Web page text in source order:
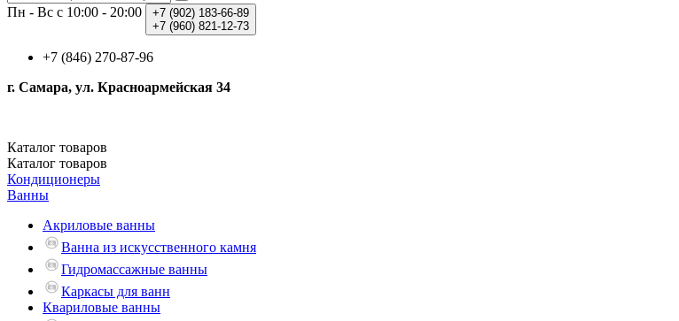
Пн - Вс с 10:00 - 20:00 +7 (902) 183-66-89
+7 (960) 821-12-73
+7 (846) 270-87-96
г. Самара, ул. Красноармейская 34
Каталог товаров
Каталог товаров
Кондиционеры
Ванны
Акриловые ванны
Ванна из искусственного камня
Гидромассажные ванны
Каркасы для ванн
Квариловые ванны